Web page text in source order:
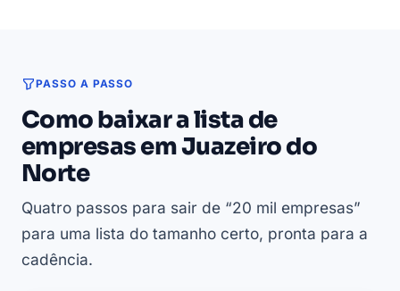
PASSO A PASSO
Como baixar a lista de
empresas em Juazeiro do
Norte
Quatro passos para sair de “20 mil empresas”
para uma lista do tamanho certo, pronta para a
cadência.